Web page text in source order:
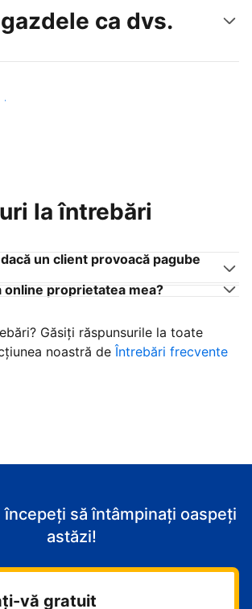
ca dvs.
ca dvs.
la întrebări
un client provoacă pagube
online proprietatea mea?
Găsiți răspunsurile la toate
noastră deÎntrebări frecvente
clienţi
să întâmpinați oaspeți
astăzi!
vă gratuit